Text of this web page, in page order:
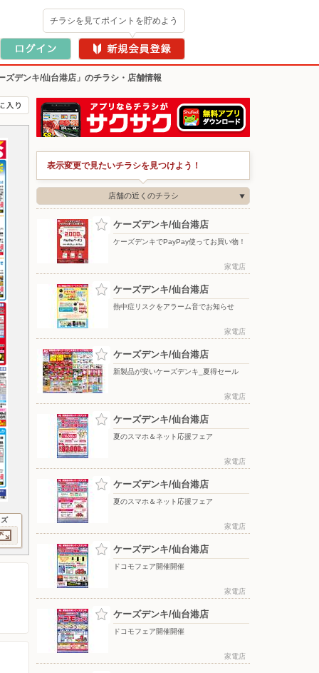
チラシを見てポイントを貯めよう
ズデンキ/仙台港店」のチラシ・店舗情報
表示変更で見たいチラシを見つけよう！
店舗の近くのチラシ
ケーズデンキ/仙台港店
ケーズデンキでPayPay使ってお買い物！
家電店
ケーズデンキ/仙台港店
熱中症リスクをアラーム音でお知らせ
家電店
ケーズデンキ/仙台港店
新製品が安いケーズデンキ_夏得セール
家電店
ケーズデンキ/仙台港店
夏のスマホ＆ネット応援フェア
家電店
ケーズデンキ/仙台港店
夏のスマホ＆ネット応援フェア
家電店
ケーズデンキ/仙台港店
ドコモフェア開催開催
家電店
ケーズデンキ/仙台港店
ドコモフェア開催開催
家電店